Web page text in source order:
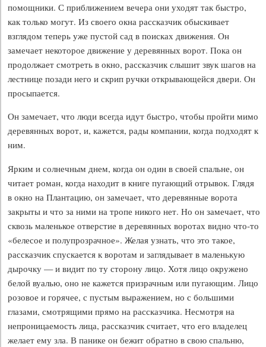
помощники. С приближением вечера они уходят так быстро,
как только могут. Из своего окна рассказчик обыскивает
взглядом теперь уже пустой сад в поисках движения. Он
замечает некоторое движение у деревянных ворот. Пока он
продолжает смотреть в окно, рассказчик слышит звук шагов на
лестнице позади него и скрип ручки открывающейся двери. Он
просыпается.
Он замечает, что люди всегда идут быстро, чтобы пройти мимо
деревянных ворот, и, кажется, рады компании, когда подходят к
ним.
Ярким и солнечным днем, когда он один в своей спальне, он
читает роман, когда находит в книге пугающий отрывок. Глядя
в окно на Плантацию, он замечает, что деревянные ворота
закрыты и что за ними на тропе никого нет. Но он замечает, что
сквозь маленькое отверстие в деревянных воротах видно что-то
«белесое и полупрозрачное». Желая узнать, что это такое,
рассказчик спускается к воротам и заглядывает в маленькую
дырочку — и видит по ту сторону лицо. Хотя лицо окружено
белой вуалью, оно не кажется призрачным или пугающим. Лицо
розовое и горячее, с пустым выражением, но с большими
глазами, смотрящими прямо на рассказчика. Несмотря на
непроницаемость лица, рассказчик считает, что его владелец
желает ему зла. В панике он бежит обратно в свою спальню,